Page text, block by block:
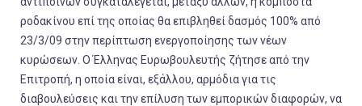
ροδακίνου επί της οποίας θα επιβληθεί δασμός 100% από
23/3/09 στην περίπτωση ενεργοποίησης των νέων
κυρώσεων. Ο Έλληνας Ευρωβουλευτής ζήτησε από την
Επιτροπή, η οποία είναι, εξάλλου, αρμόδια για τις
διαβουλεύσεις και την επίλυση των εμπορικών διαφορών, να